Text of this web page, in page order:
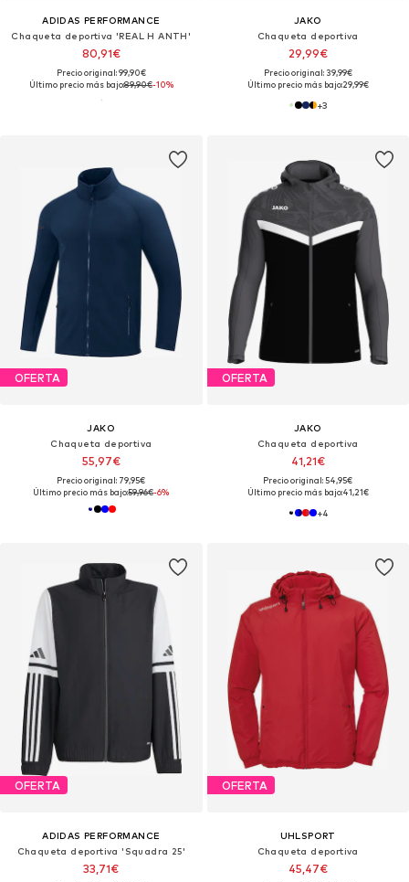
ADIDAS PERFORMANCE
Chaqueta deportiva 'REAL H ANTH'
80,91€
Precio original: 99,90€
Último precio más bajo:89,90€-10%
JAKO
Chaqueta deportiva
29,99€
Precio original: 39,99€
Último precio más bajo:29,99€
+3
OFERTA
JAKO
Chaqueta deportiva
55,97€
Precio original: 79,95€
Último precio más bajo:59,96€-6%
OFERTA
JAKO
Chaqueta deportiva
41,21€
Precio original: 54,95€
Último precio más bajo:41,21€
+4
OFERTA
ADIDAS PERFORMANCE
Chaqueta deportiva 'Squadra 25'
33,71€
OFERTA
UHLSPORT
Chaqueta deportiva
45,47€